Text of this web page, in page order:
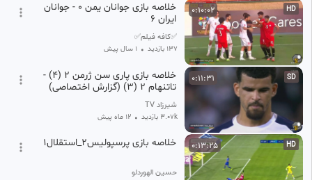
HD
0:10:02
خلاصه بازی جوانان یمن 0 - جوانان
ایران 6
✅کافه فیلم✅
137 بازدید • 1 سال پیش
SD
0:11:31
خلاصه بازی پاری سن ژرمن 2 (4) -
تاتنهام 2 (3) (گزارش اختصاصی)
شیرزاد TV
3.07k بازدید • 12 ماه پیش
HD
0:13:25 خلاصه بازی پرسپولیس2_استقلال1
حسین الهوردلو